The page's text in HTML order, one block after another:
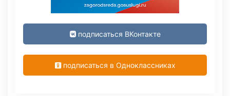
подписаться ВКонтакте
подписаться в Одноклассниках